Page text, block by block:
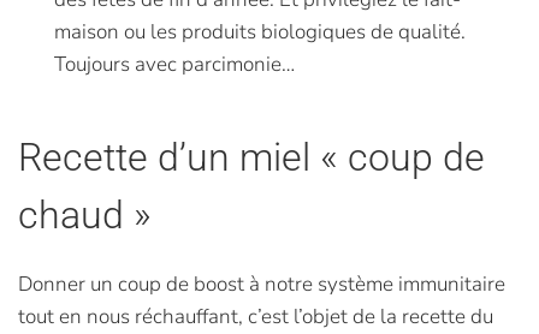
maison ou les produits biologiques de qualité.
Toujours avec parcimonie…
Recette d’un miel « coup de
chaud »
Donner un coup de boost à notre système immunitaire
tout en nous réchauffant, c’est l’objet de la recette du